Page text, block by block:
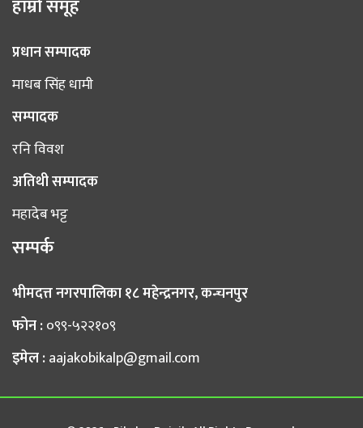
हाम्राे समूह
प्रधान सम्पादक
माधब सिंह धामी
सम्पादक
रनि विवश
अतिथी सम्पादक
महादेब भट्ट
सम्पर्क
भीमदत्त नगरपालिका १८ महेन्द्रनगर, कन्चनपुर
फोन :०९९-५२२१०९
इमेल :aajakobikalp@gmail.com